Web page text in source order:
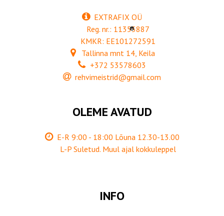
EXTRAFIX OÜ
Reg. nr.: 11355887
KMKR: EE101272591
Tallinna mnt 14, Keila
+372 53578603
rehvimeistrid@gmail.com
OLEME AVATUD
E-R 9:00 - 18:00 Lõuna 12.30-13.00
L-P Suletud. Muul ajal kokkuleppel
INFO
®